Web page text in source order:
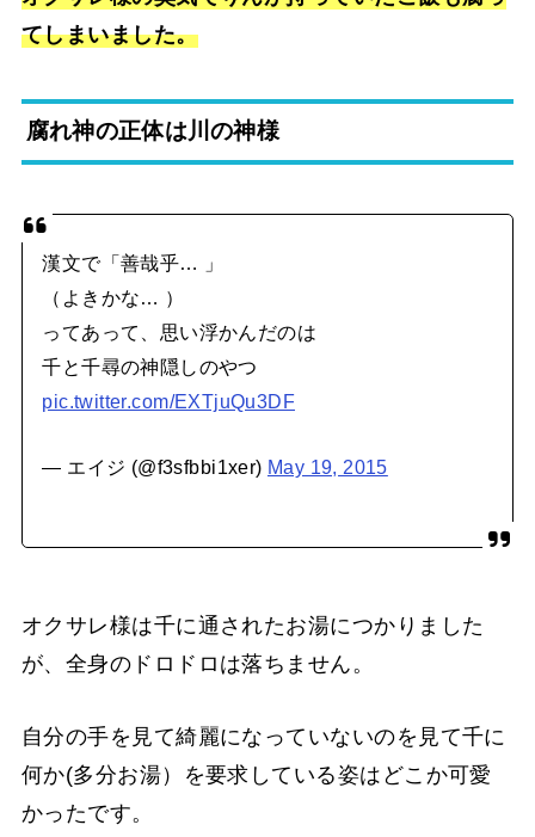
てしまいました。
腐れ神の正体は川の神様
漢文で「善哉乎… 」
（よきかな… ）
ってあって、思い浮かんだのは
千と千尋の神隠しのやつ
pic.twitter.com/EXTjuQu3DF
— エイジ (@f3sfbbi1xer) May 19, 2015
オクサレ様は千に通されたお湯につかりました
が、全身のドロドロは落ちません。
自分の手を見て綺麗になっていないのを見て千に
何か(多分お湯）を要求している姿はどこか可愛
かったです。